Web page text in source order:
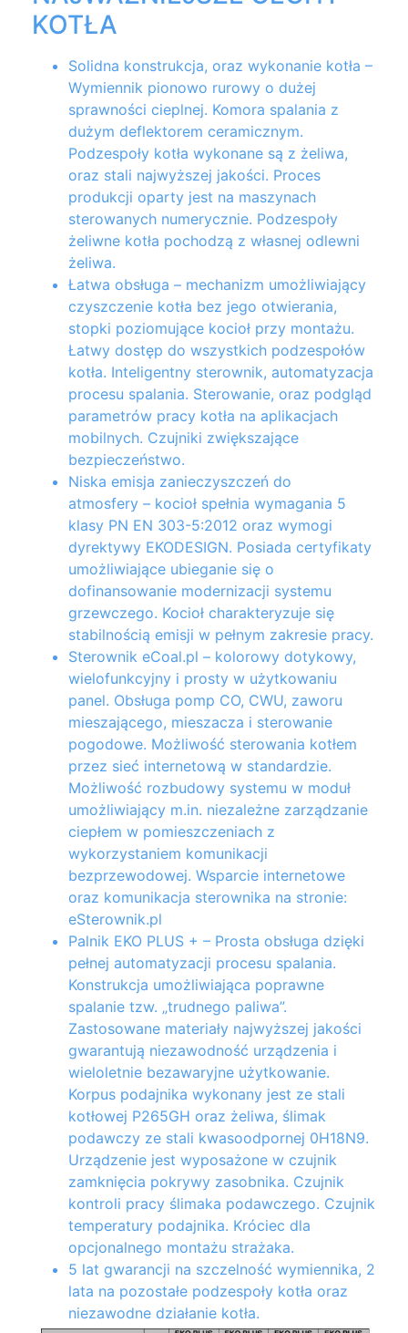
KOTŁA
Solidna konstrukcja, oraz wykonanie kotła –
Wymiennik pionowo rurowy o dużej
sprawności cieplnej. Komora spalania z
dużym deflektorem ceramicznym.
Podzespoły kotła wykonane są z żeliwa,
oraz stali najwyższej jakości. Proces
produkcji oparty jest na maszynach
sterowanych numerycznie. Podzespoły
żeliwne kotła pochodzą z własnej odlewni
żeliwa.
Łatwa obsługa – mechanizm umożliwiający
czyszczenie kotła bez jego otwierania,
stopki poziomujące kocioł przy montażu.
Łatwy dostęp do wszystkich podzespołów
kotła. Inteligentny sterownik, automatyzacja
procesu spalania. Sterowanie, oraz podgląd
parametrów pracy kotła na aplikacjach
mobilnych. Czujniki zwiększające
bezpieczeństwo.
Niska emisja zanieczyszczeń do
atmosfery – kocioł spełnia wymagania 5
klasy PN EN 303-5:2012 oraz wymogi
dyrektywy EKODESIGN. Posiada certyfikaty
umożliwiające ubieganie się o
dofinansowanie modernizacji systemu
grzewczego. Kocioł charakteryzuje się
stabilnością emisji w pełnym zakresie pracy.
Sterownik eCoal.pl – kolorowy dotykowy,
wielofunkcyjny i prosty w użytkowaniu
panel. Obsługa pomp CO, CWU, zaworu
mieszającego, mieszacza i sterowanie
pogodowe. Możliwość sterowania kotłem
przez sieć internetową w standardzie.
Możliwość rozbudowy systemu w moduł
umożliwiający m.in. niezależne zarządzanie
ciepłem w pomieszczeniach z
wykorzystaniem komunikacji
bezprzewodowej. Wsparcie internetowe
oraz komunikacja sterownika na stronie:
eSterownik.pl
Palnik EKO PLUS + – Prosta obsługa dzięki
pełnej automatyzacji procesu spalania.
Konstrukcja umożliwiająca poprawne
spalanie tzw. „trudnego paliwa”.
Zastosowane materiały najwyższej jakości
gwarantują niezawodność urządzenia i
wieloletnie bezawaryjne użytkowanie.
Korpus podajnika wykonany jest ze stali
kotłowej P265GH oraz żeliwa, ślimak
podawczy ze stali kwasoodpornej 0H18N9.
Urządzenie jest wyposażone w czujnik
zamknięcia pokrywy zasobnika. Czujnik
kontroli pracy ślimaka podawczego. Czujnik
temperatury podajnika. Króciec dla
opcjonalnego montażu strażaka.
5 lat gwarancji na szczelność wymiennika, 2
lata na pozostałe podzespoły kotła oraz
niezawodne działanie kotła.